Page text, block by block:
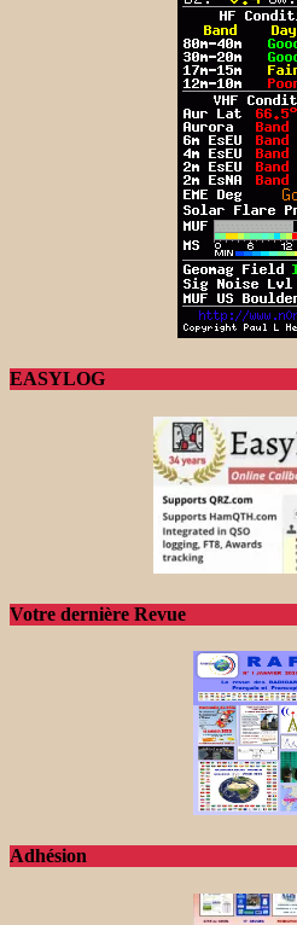
EASYLOG
Votre dernière Revue
Adhésion